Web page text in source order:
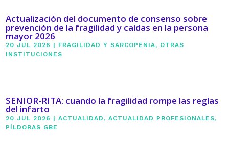
Actualización del documento de consenso sobre
prevención de la fragilidad y caídas en la persona
mayor 2026
20 JUL 2026 | FRAGILIDAD Y SARCOPENIA, OTRAS
INSTITUCIONES
SENIOR-RITA: cuando la fragilidad rompe las reglas
del infarto
20 JUL 2026 |ACTUALIDAD ,ACTUALIDAD PROFESIONALES,
PÍLDORAS GBE